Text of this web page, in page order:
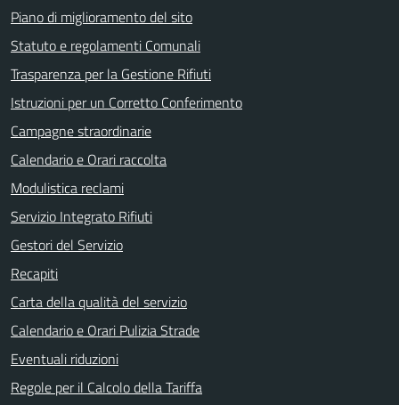
Piano di miglioramento del sito
Statuto e regolamenti Comunali
Trasparenza per la Gestione Rifiuti
Istruzioni per un Corretto Conferimento
Campagne straordinarie
Calendario e Orari raccolta
Modulistica reclami
Servizio Integrato Rifiuti
Gestori del Servizio
Recapiti
Carta della qualità del servizio
Calendario e Orari Pulizia Strade
Eventuali riduzioni
Regole per il Calcolo della Tariffa